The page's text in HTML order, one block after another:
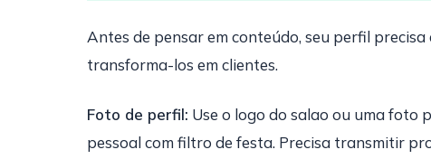
Antes de pensar em conteúdo, seu perfil
transforma-los em clientes.
Foto de perfil: Use o logo do salao ou uma foto
pessoal com filtro de festa. Precisa transmitir